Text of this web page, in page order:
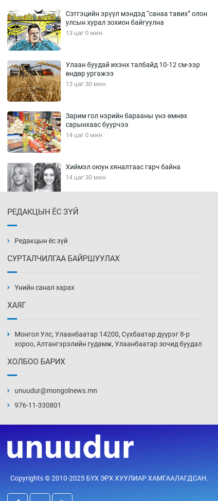
Сэтгэцийн эрүүл мэндэд “санаа тавих” олон
улсын хурал зохион байгуулна
13 цаг 0 мин
Улаан буудай ихэнх талбайд 10-12 см-ээр
өндөр ургажээ
13 цаг 30 мин
Зарим гол нэрийн барааны үнэ өмнөх
сарынхаас буурчээ
14 цаг 0 мин
Хиймэл оюун хяналтаас гарч байна
14 цаг 30 мин
15 цаг 0 мин
нэмэгджээ
15 цаг 30 мин
16 цаг 0 мин
16 цаг 30 мин
үйлчилж буй гэв
17 цаг 0 мин
РЕДАКЦЫН ЁС ЗҮЙ
Редакцын ёс зүй
СУРТАЛЧИЛГАА БАЙРШУУЛАХ
Үнийн санал харах
ХАЯГ
Монгол Улс, Улаанбаатар 14200, Сүхбаатар дүүрэг 8-р
хороо, Алтангэрэлийн гудамж, Улаанбаатар зочид буудал
ХОЛБОО БАРИХ
unuudur@mongolnews.mn
976-11-330801
Copyrights © 2010-2025 БҮХ ЭРХ ХУУЛИАР ХАМГААЛАГДСАН.